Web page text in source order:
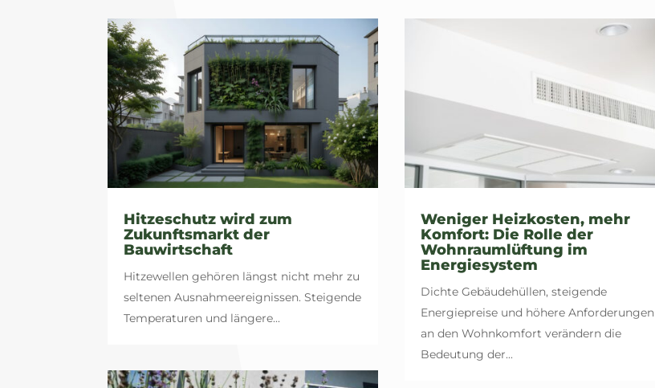
Hitzeschutz wird zum
Zukunftsmarkt der
Bauwirtschaft
Hitzewellen gehören längst nicht mehr zu
seltenen Ausnahmeereignissen. Steigende
Temperaturen und längere...
Weniger Heizkosten, mehr
Komfort: Die Rolle der
Wohnraumlüftung im
Energiesystem
Dichte Gebäudehüllen, steigende
Energiepreise und höhere Anforderungen
an den Wohnkomfort verändern die
Bedeutung der...